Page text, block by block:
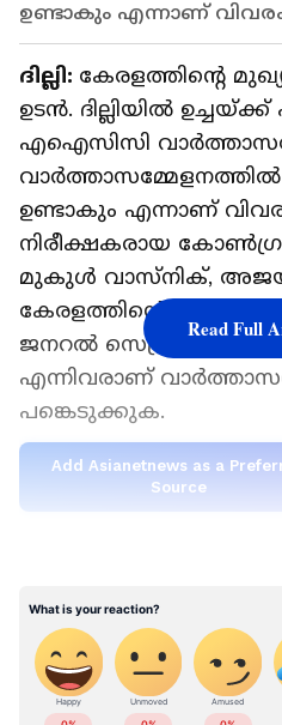
ഉണ്ടാകും എന്നാണ്
ദില്ലി: കേരളത്തിന്‍റെ
ഉടന്‍. ദില്ലിയിൽ
എഐസിസി
വാർത്താസമ്മേളനത്തില്‍
ഉണ്ടാകും എന്നാണ്
നിരീക്ഷകരായ
മുകുൾ വാസ്നിക്, അജയ്
കേരളത്തിന്‍റെ
ജനറൽ സെക്രട്ടറി
എന്നിവരാണ്
പങ്കെടുക്കുക.
Add Asianetnews as a
Source
ദില്ലിയില്‍ നടക്കുന്ന
അടുത്ത മുഖ്യമന്ത്രി
ഉണ്ടാകും. ഫലം വന്ന് 11
Read Full